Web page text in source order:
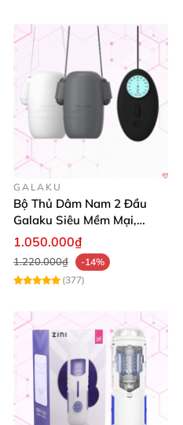
GALAKU
Bộ Thủ Dâm Nam 2 Đầu
Galaku Siêu Mềm Mại,
Rung Mạnh, Giá Tốt
1.050.000₫
1.220.000₫
-14%
(377)